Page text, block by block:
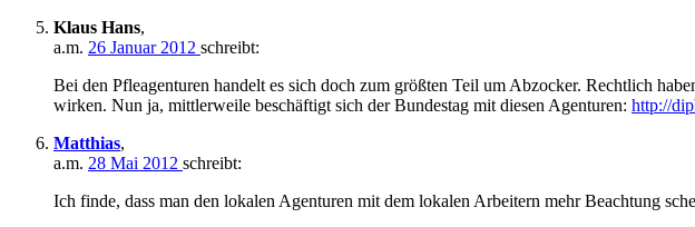
Klaus Hans,
a.m. 26 Januar 2012 schreibt:
Bei den Pfleagenturen handelt es sich doch zum größten Teil um Abzocker. Rechtlich
wirken. Nun ja, mittlerweile beschäftigt sich der Bundestag mit diesen Agenturen: http://
Matthias,
a.m. 28 Mai 2012 schreibt:
Ich finde, dass man den lokalen Agenturen mit dem lokalen Arbeitern mehr Beachtung